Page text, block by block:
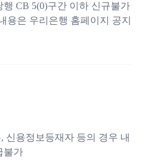
CB 5(0)구간 이하 신규불가
용은 우리은행 홈페이지 공지
신용정보등재자 등의 경우 내
불가